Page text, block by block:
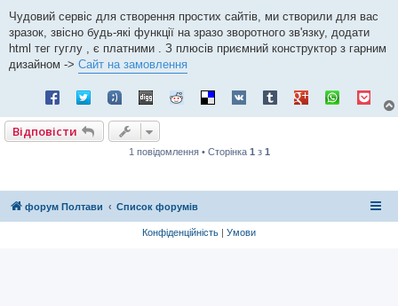
в
і
д
о
л
Чудовий сервіс для створення простих сайтів, ми створили для вас
зразок, звісно будь-які функції на зразо зворотного зв'язку, додати
html тег гуглу , є платними . З плюсів приємний конструктор з гарним
дизайном -> Сайт на замовлення
Відповісти
1 повідомлення • Сторінка 1 з 1
форум Полтави Список форумів
Конфіденційність | Умови